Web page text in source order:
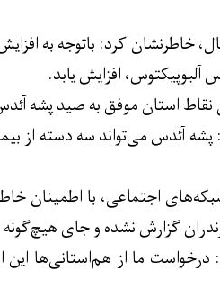
خاطرنشان کرد: باتوجه به
آلبوپیکتوس، افزایش یابد.
پشه آئدس می‌تواند سه دسته از
اجتماعی، با اطمینان
گزارش نشده و جای
ما از هم‌استانی‌ها